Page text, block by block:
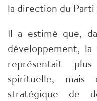
la direction du
Il a estimé que,
développement,
représentait
spirituelle, mais
stratégique de